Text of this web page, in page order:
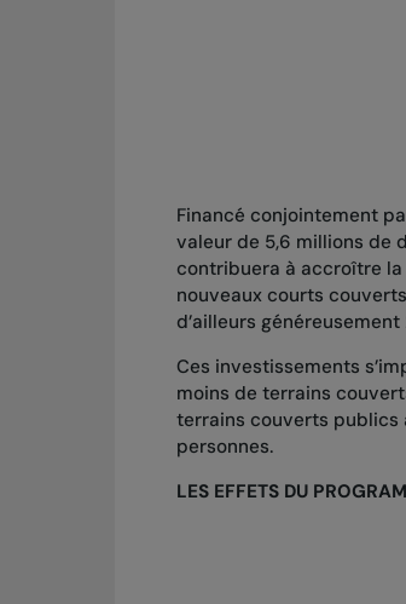
Financé conjointement
valeur de 5,6 millions de
contribuera à accroître la
nouveaux courts
d’ailleurs
Ces investissements
moins de terrains
terrains couverts publics
personnes.
LES EFFETS DU